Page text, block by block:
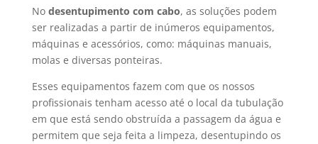
No desentupimento com cabo, as soluções podem
ser realizadas a partir de inúmeros equipamentos,
máquinas e acessórios, como: máquinas manuais,
molas e diversas ponteiras.
Esses equipamentos fazem com que os nossos
profissionais tenham acesso até o local da tubulação
em que está sendo obstruída a passagem da água e
permitem que seja feita a limpeza, desentupindo os